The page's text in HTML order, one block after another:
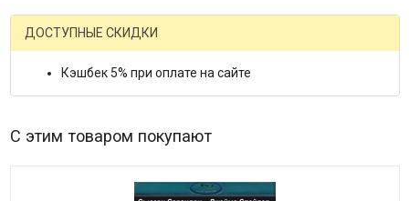
ДОСТУПНЫЕ СКИДКИ
Кэшбек 5% при оплате на сайте
С этим товаром покупают